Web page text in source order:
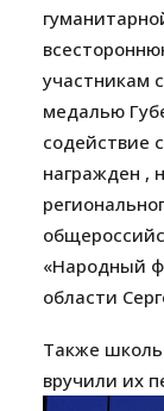
участникам
медалью
содействие
награжден ,
«Народный
области
Также
вручили их